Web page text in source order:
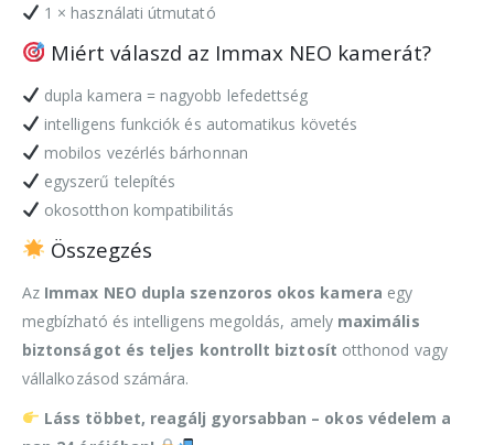
1 × használati útmutató
Miért válaszd az Immax NEO kamerát?
dupla kamera = nagyobb lefedettség
intelligens funkciók és automatikus követés
mobilos vezérlés bárhonnan
egyszerű telepítés
okosotthon kompatibilitás
Összegzés
Az Immax NEO dupla szenzoros okos kamera egy
megbízható és intelligens megoldás, amely maximális
biztonságot és teljes kontrollt biztosít otthonod vagy
vállalkozásod számára.
Láss többet, reagálj gyorsabban – okos védelem a